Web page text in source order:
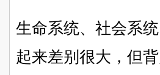
生命系统、社会系
起来差别很大，但